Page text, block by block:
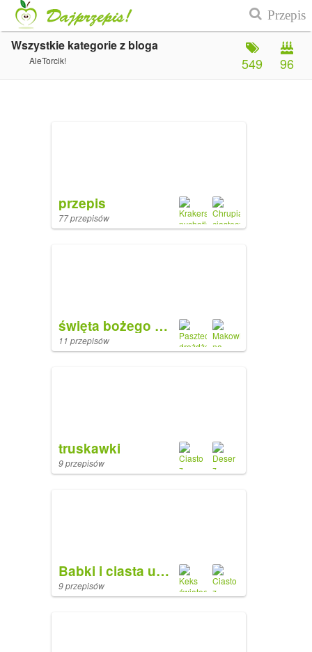
Wszystkie kategorie z bloga
AleTorcik! 96
549
przepis
77 przepisów
święta bożego narodzenia
11 przepisów
truskawki
9 przepisów
Babki i ciasta ucierane
9 przepisów